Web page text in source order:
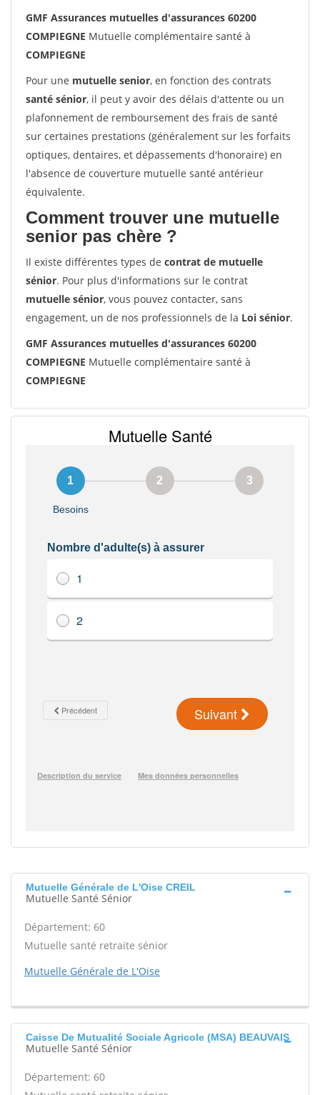
GMF Assurances mutuelles d'assurances 60200
COMPIEGNE Mutuelle complémentaire santé à
COMPIEGNE
Pour une mutuelle senior, en fonction des contrats
santé sénior, il peut y avoir des délais d'attente ou un
plafonnement de remboursement des frais de santé
sur certaines prestations (généralement sur les forfaits
optiques, dentaires, et dépassements d'honoraire) en
l'absence de couverture mutuelle santé antérieur
équivalente.
Comment trouver une mutuelle
senior pas chère ?
Il existe différentes types de contrat de mutuelle
sénior. Pour plus d'informations sur le contrat
mutuelle sénior, vous pouvez contacter, sans
engagement, un de nos professionnels de la Loi sénior.
GMF Assurances mutuelles d'assurances 60200
COMPIEGNE Mutuelle complémentaire santé à
COMPIEGNE
Mutuelle Générale de L'Oise CREIL
Mutuelle Santé Sénior
Département: 60
Mutuelle santé retraite sénior
Mutuelle Générale de L'Oise
Caisse De Mutualité Sociale Agricole (MSA) BEAUVAIS
Mutuelle Santé Sénior
Département: 60